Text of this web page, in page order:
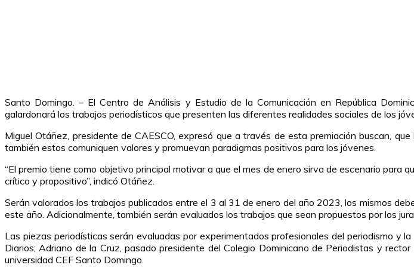
Santo Domingo. – El Centro de Análisis y Estudio de la Comunicación en República
galardonará los trabajos periodísticos que presenten las diferentes realidades sociales de los
Miguel Otáñez, presidente de CAESCO, expresó que a través de esta premiación buscan,
también estos comuniquen valores y promuevan paradigmas positivos para los jóvenes.
“El premio tiene como objetivo principal motivar a que el mes de enero sirva de escenario
crítico y propositivo”, indicó Otáñez.
Serán valorados los trabajos publicados entre el 3 al 31 de enero del año 2023, los mismos
este año. Adicionalmente, también serán evaluados los trabajos que sean propuestos por los
Las piezas periodísticas serán evaluadas por experimentados profesionales del periodismo y
Diarios; Adriano de la Cruz, pasado presidente del Colegio Dominicano de Periodistas y
universidad CEF Santo Domingo.